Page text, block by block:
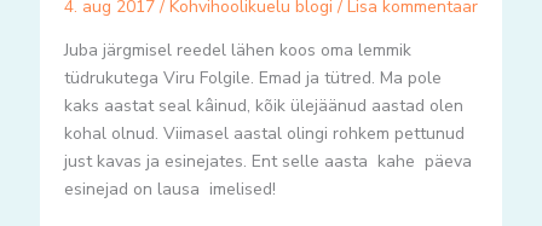
4. aug 2017 / Kohvihoolikuelu blogi / Lisa kommentaar
Juba järgmisel reedel lähen koos oma lemmik
tüdrukutega Viru Folgile. Emad ja tütred. Ma pole
kaks aastat seal kâinud, kõik ülejäänud aastad olen
kohal olnud. Viimasel aastal olingi rohkem pettunud
just kavas ja esinejates. Ent selle aasta kahe päeva
esinejad on lausa imelised!